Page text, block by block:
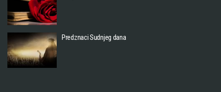
Predznaci Sudnjeg dana